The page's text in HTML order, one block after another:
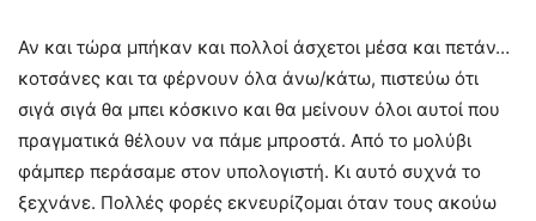
Αν και τώρα μπήκαν και πολλοί άσχετοι μέσα και πετάν…
κοτσάνες και τα φέρνουν όλα άνω/κάτω, πιστεύω ότι
σιγά σιγά θα μπει κόσκινο και θα μείνουν όλοι αυτοί που
πραγματικά θέλουν να πάμε μπροστά. Από το μολύβι
φάμπερ περάσαμε στον υπολογιστή. Κι αυτό συχνά το
ξεχνάνε. Πολλές φορές εκνευρίζομαι όταν τους ακούω